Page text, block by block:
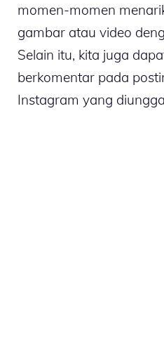
momen-momen
gambar atau video
Selain itu, kita juga
berkomentar pada
Instagram yang